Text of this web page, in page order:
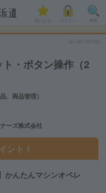
気になる! 検索
No.A87-007020
・ボタン操作（2
、商品管理）
ーズ株式会社
ント！
かんたんマシンオペレ